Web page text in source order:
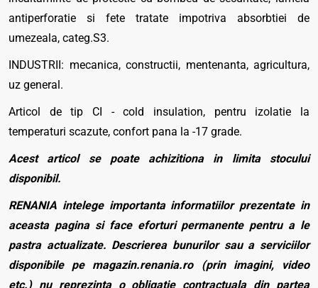
antiperforatie si fete tratate impotriva absorbtiei de
umezeala, categ.S3.
INDUSTRII: mecanica, constructii, mentenanta, agricultura,
uz general.
Articol de tip CI - cold insulation, pentru izolatie la
temperaturi scazute, confort pana la -17 grade.
Acest articol se poate achizitiona in limita stocului
disponibil.
RENANIA intelege importanta informatiilor prezentate in
aceasta pagina si face eforturi permanente pentru a le
pastra actualizate. Descrierea bunurilor sau a serviciilor
disponibile pe magazin.renania.ro (prin imagini, video
etc.) nu reprezinta o obligatie contractuala din partea